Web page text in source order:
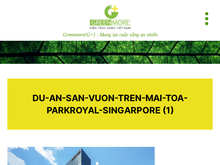
Greenmore[G+] - Mang lại cuộc sống an nhiên
DU-AN-SAN-VUON-TREN-MAI-TOA-
PARKROYAL-SINGARPORE (1)